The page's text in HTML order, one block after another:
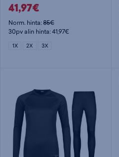
41,97€
Norm. hinta:85€
30pv alin hinta: 41,97€
1X 2X 3X